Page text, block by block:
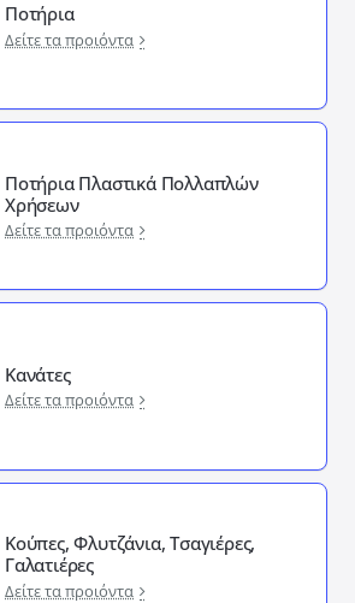
Ποτήρια
Δείτε τα προιόντα
Ποτήρια Πλαστικά Πολλαπλών
Χρήσεων
Δείτε τα προιόντα
Κανάτες
Δείτε τα προιόντα
Κούπες, Φλυτζάνια, Τσαγιέρες,
Γαλατιέρες
Δείτε τα προιόντα